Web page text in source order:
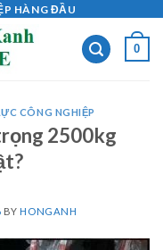
HÀNG ĐẦU
0
CÔNG NGHIỆP
2500kg
BYHONGANH